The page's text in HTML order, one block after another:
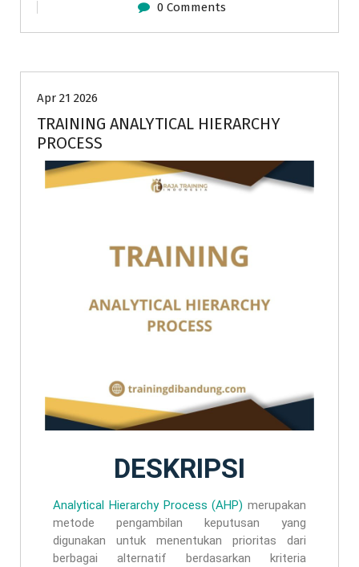
0 Comments
Apr 21 2026
TRAINING ANALYTICAL HIERARCHY
PROCESS
DESKRIPSI
Analytical Hierarchy Process (AHP) merupakan
metode pengambilan keputusan yang
digunakan untuk menentukan prioritas dari
berbagai alternatif berdasarkan kriteria